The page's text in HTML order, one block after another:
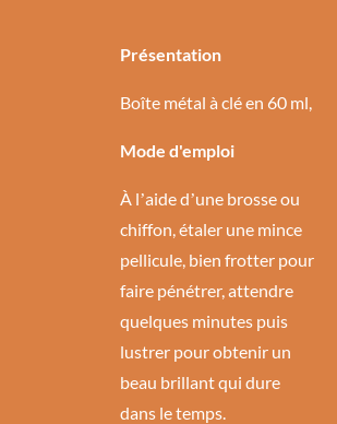
Présentation
Boîte métal à clé en 60 ml,
Mode d'emploi
À lʼaide dʼune brosse ou
chiffon, étaler une mince
pellicule, bien frotter pour
faire pénétrer, attendre
quelques minutes puis
lustrer pour obtenir un
beau brillant qui dure
dans le temps.